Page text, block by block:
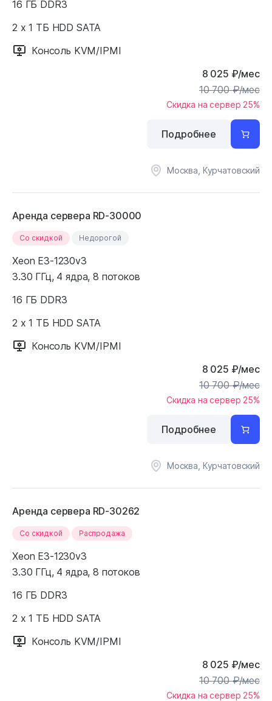
16 ГБ DDR3
2 x 1 ТБ HDD SATA
Консоль KVM/IPMI
8 025 ₽/мес
10 700₽/мес
Скидка на сервер 25%
Москва, Курчатовский
Подробнее
Аренда сервера RD-30000
Cо скидкой Недорогой
Xeon E3-1230v3
3.30 ГГц, 4 ядра, 8 потоков
16 ГБ DDR3
2 x 1 ТБ HDD SATA
Консоль KVM/IPMI
8 025 ₽/мес
10 700₽/мес
Скидка на сервер 25%
Москва, Курчатовский
Подробнее
Аренда сервера RD-30262
Cо скидкой Распродажа
Xeon E3-1230v3
3.30 ГГц, 4 ядра, 8 потоков
16 ГБ DDR3
2 x 1 ТБ HDD SATA
Консоль KVM/IPMI
8 025 ₽/мес
10 700₽/мес
Скидка на сервер 25%